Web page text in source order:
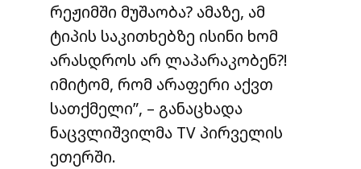
რეჟიმში მუშაობა? ამაზე, ამ
ტიპის საკითხებზე ისინი ხომ
არასდროს არ ლაპარაკობენ?!
იმიტომ, რომ არაფერი აქვთ
სათქმელი”, – განაცხადა
ნაცვლიშვილმა TV პირველის
ეთერში.